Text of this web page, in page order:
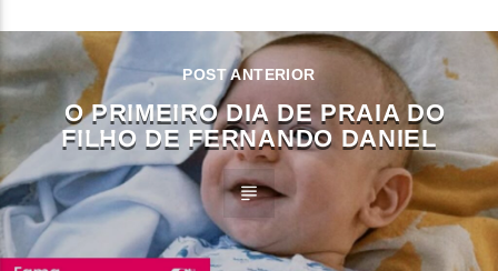
POST ANTERIOR
O PRIMEIRO DIA DE PRAIA DO
FILHO DE FERNANDO DANIEL